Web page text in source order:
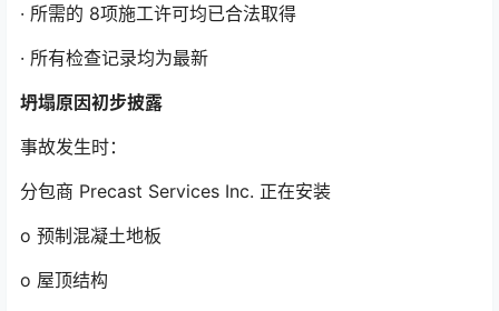
· 所需的 8项施工许可均已合法取得
· 所有检查记录均为最新
坍塌原因初步披露
事故发生时：
分包商 Precast Services Inc. 正在安装
o 预制混凝土地板
o 屋顶结构